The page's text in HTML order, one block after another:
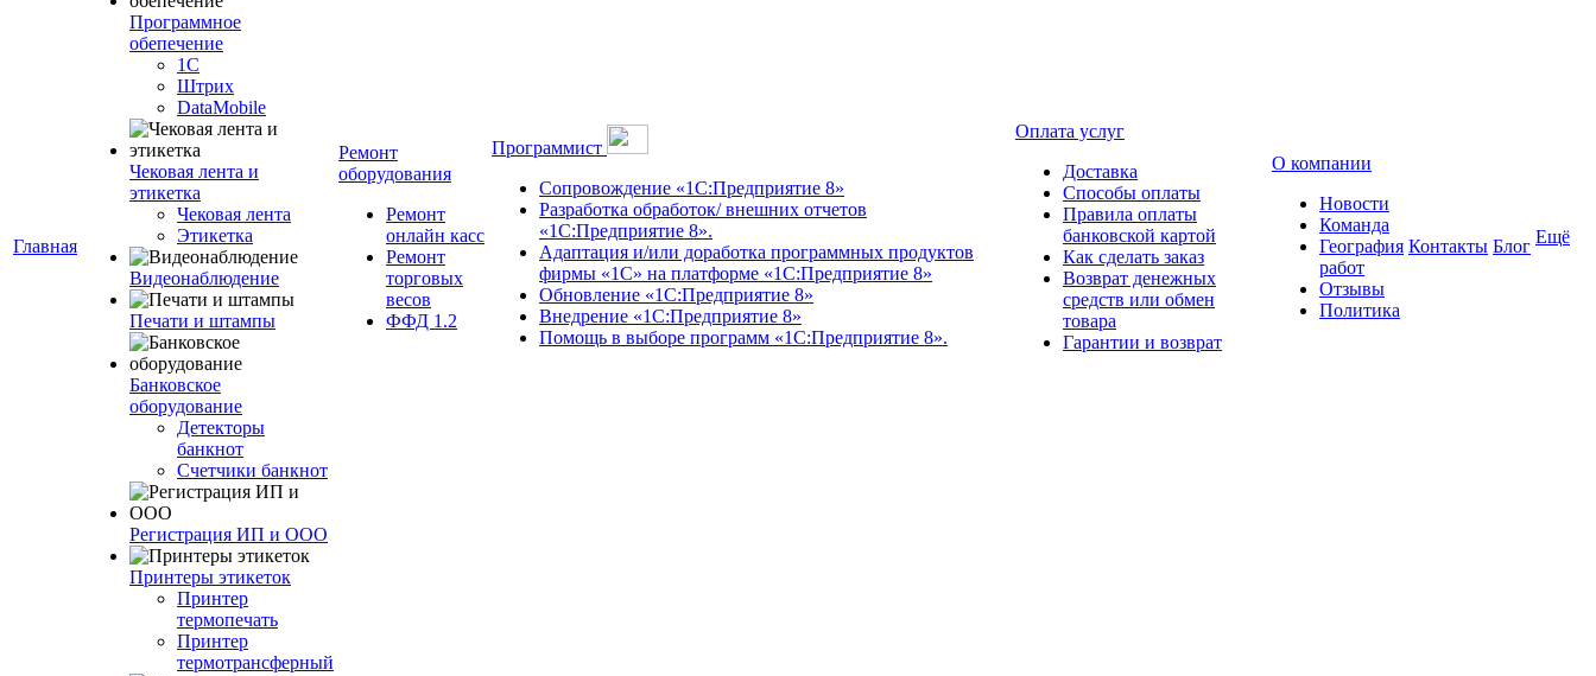
Главная
Программное
обепечение
1С
Штрих
DataMobile
Чековая лента и
этикетка
Чековая лента
Этикетка
Видеонаблюдение
Печати и штампы
Банковское
оборудование
Детекторы
банкнот
Счетчики банкнот
Регистрация ИП и ООО
Принтеры этикеток
Принтер
термопечать
Принтер
термотрансферный
Ремонт
оборудования
Ремонт
онлайн касс
Ремонт
торговых
весов
ФФД 1.2
Программист
Сопровождение «1С:Предприятие 8»
Разработка обработок/ внешних отчетов
«1С:Предприятие 8».
Адаптация и/или доработка программных продуктов
фирмы «1С» на платформе «1С:Предприятие 8»
Обновление «1С:Предприятие 8»
Внедрение «1С:Предприятие 8»
Помощь в выборе программ «1С:Предприятие 8».
Оплата услуг
Доставка
Способы оплаты
Правила оплаты
банковской картой
Как сделать заказ
Возврат денежных
средств или обмен
товара
Гарантии и возврат
О компании
Новости
Команда
География
работ
Отзывы
Политика
Контакты Блог Ещё